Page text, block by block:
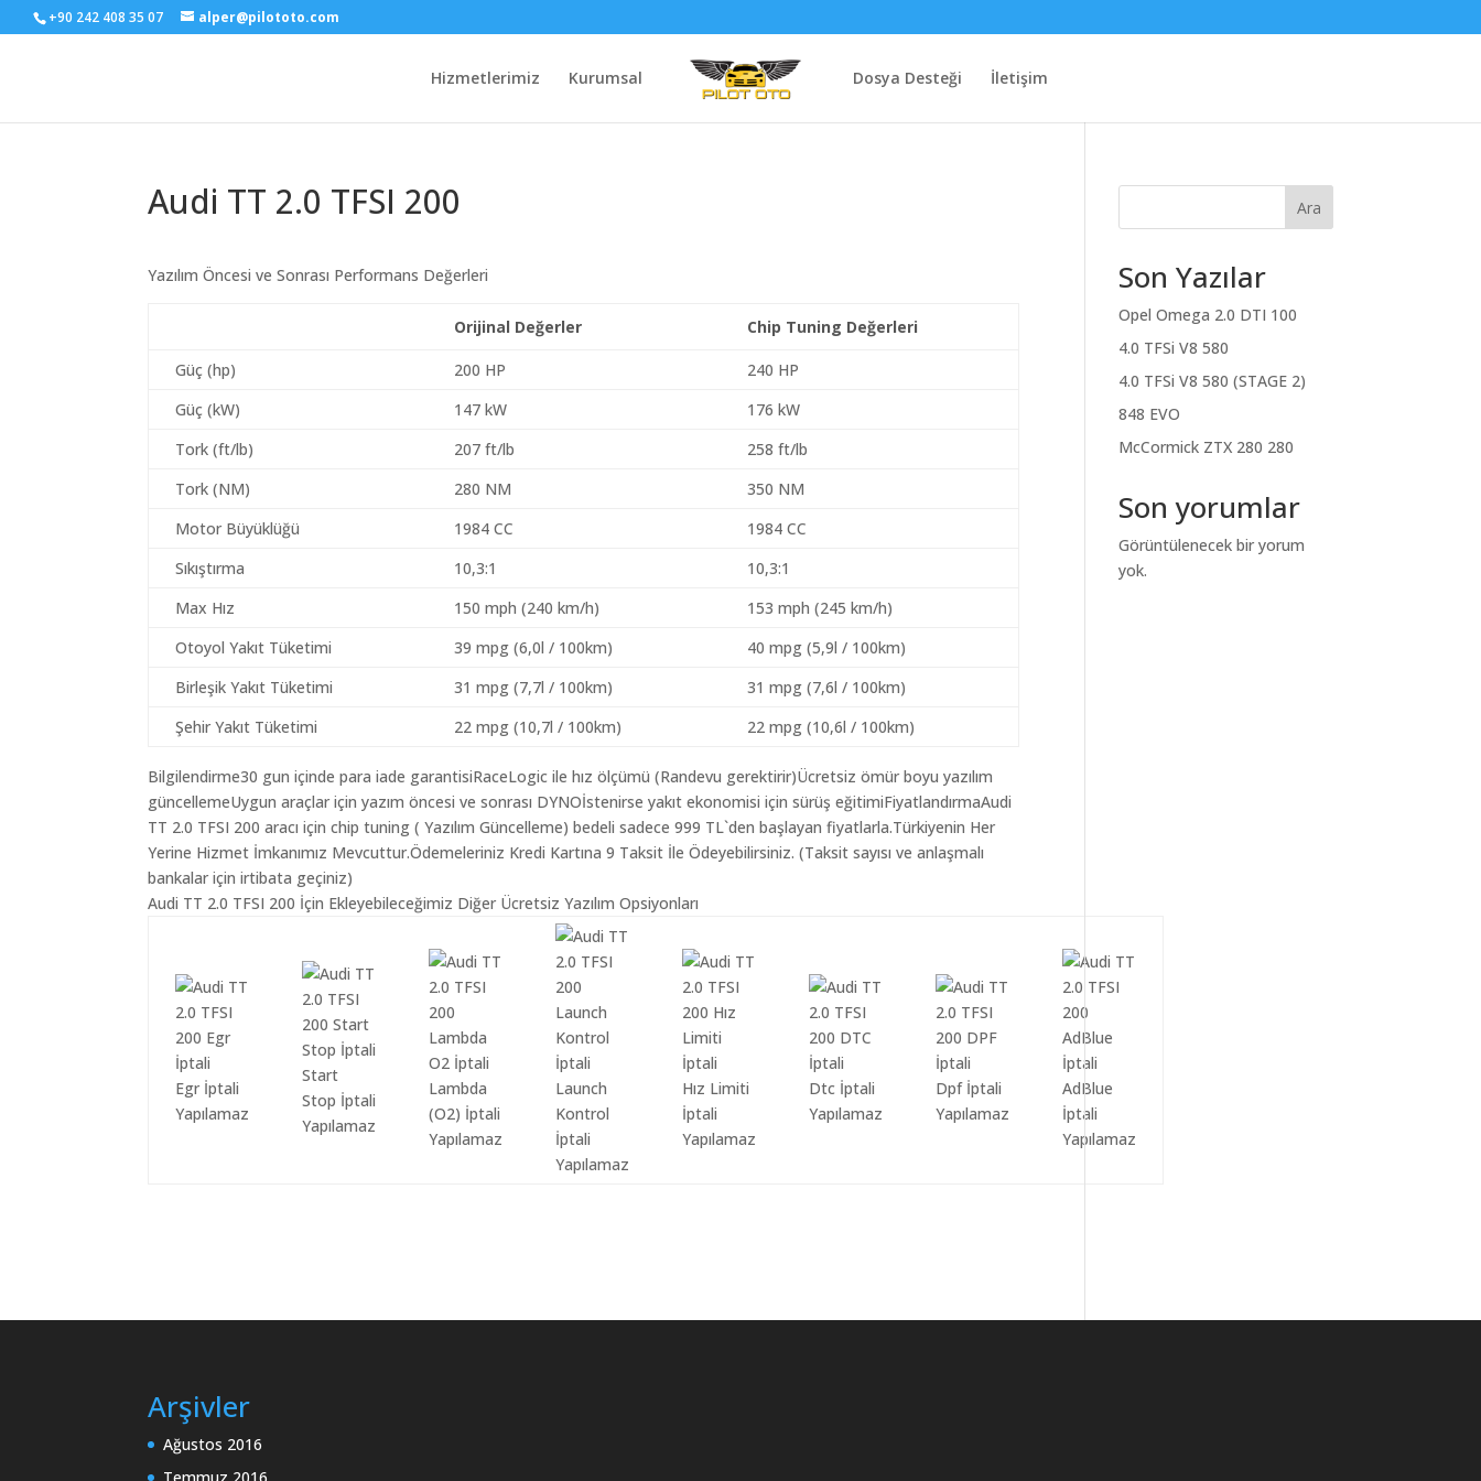
+90 242 408 35 07 alper@pilototo.com
Hizmetlerimiz Kurumsal Dosya Desteği İletişim
Audi TT 2.0 TFSI 200
Yazılım Öncesi ve Sonrası Performans Değerleri
Orijinal Değerler Chip Tuning Değerleri
Güç (hp) 200 HP
240 HP
Güç (kW)
147 kW
176 kW
Tork (ft/lb)
207 ft/lb
258 ft/lb
Tork (NM)
280 NM
350 NM
Motor Büyüklüğü
1984 CC
1984 CC
Sıkıştırma
10,3:1
10,3:1
Max Hız
150 mph (240 km/h)
153 mph (245 km/h)
Otoyol Yakıt Tüketimi
39 mpg (6,0l / 100km)
40 mpg (5,9l / 100km)
Birleşik Yakıt Tüketimi
31 mpg (7,7l / 100km)
31 mpg (7,6l / 100km)
Şehir Yakıt Tüketimi
22 mpg (10,7l / 100km) 22 mpg (10,6l / 100km)
Bilgilendirme30 gun içinde para iade garantisiRaceLogic ile hız ölçümü (Randevu gerektirir)Ücretsiz ömür boyu yazılım
güncellemeUygun araçlar için yazım öncesi ve sonrası DYNOİstenirse yakıt ekonomisi için sürüş eğitimiFiyatlandırmaAudi
TT 2.0 TFSI 200 aracı için chip tuning ( Yazılım Güncelleme) bedeli sadece 999 TL`den başlayan fiyatlarla.Türkiyenin Her
Yerine Hizmet İmkanımız Mevcuttur.Ödemeleriniz Kredi Kartına 9 Taksit İle Ödeyebilirsiniz. (Taksit sayısı ve anlaşmalı
bankalar için irtibata geçiniz)
Audi TT 2.0 TFSI 200 İçin Ekleyebileceğimiz Diğer Ücretsiz Yazılım Opsiyonları
Egr İptali
Yapılamaz
Start
Stop İptali
Yapılamaz
Lambda
(O2) İptali
Yapılamaz
Launch
Kontrol
İptali
Yapılamaz
Hız Limiti
İptali
Yapılamaz
Dtc İptali
Yapılamaz
Dpf İptali
Yapılamaz
AdBlue
İptali
Yapılamaz
Ara
Son Yazılar
Opel Omega 2.0 DTI 100
4.0 TFSi V8 580
4.0 TFSi V8 580 (STAGE 2)
848 EVO
McCormick ZTX 280 280
Son yorumlar
Görüntülenecek bir yorum
yok.
Arşivler
Ağustos 2016
Temmuz 2016